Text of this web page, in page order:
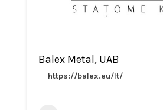
Balex Metal, UAB
https://balex.eu/lt/